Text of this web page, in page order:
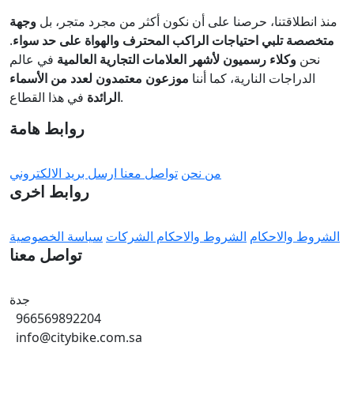
منذ انطلاقتنا، حرصنا على أن نكون أكثر من مجرد متجر، بل وجهة
متخصصة تلبي احتياجات الراكب المحترف والهواة على حد سواء.
نحن وكلاء رسميون لأشهر العلامات التجارية العالمية في عالم
الدراجات النارية، كما أننا موزعون معتمدون لعدد من الأسماء
الرائدةفي هذا القطاع.
روابط هامة
من نحن تواصل معنا ارسل بريد الالكتروني
روابط اخرى
الشروط والاحكام الشروط والاحكام الشركات سياسة الخصوصية
تواصل معنا
جدة
966569892204
info@citybike.com.sa